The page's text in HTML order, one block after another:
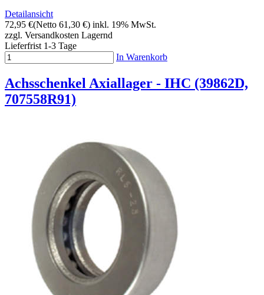
Detailansicht
72,95 €(Netto 61,30 €) inkl. 19% MwSt.
zzgl. Versandkosten Lagernd
Lieferfrist 1-3 Tage
In Warenkorb
Achsschenkel Axiallager - IHC (39862D,
707558R91)